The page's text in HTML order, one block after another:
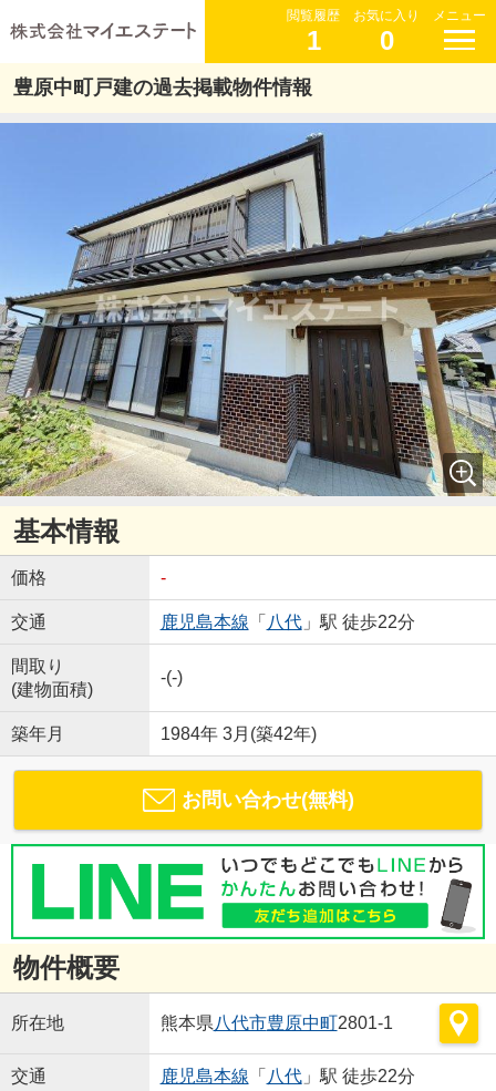
閲覧履歴
1
お気に入り
0
メニュー
豊原中町戸建の過去掲載物件情報
基本情報
価格 -
交通 鹿児島本線 「 八代」駅 徒歩22分
間取り
(建物面積)
-(-)
築年月 1984年 3月(築42年)
お問い合わせ(無料)
物件概要
所在地 熊本県八代市豊原中町2801-1
交通 鹿児島本線 「 八代」駅 徒歩22分